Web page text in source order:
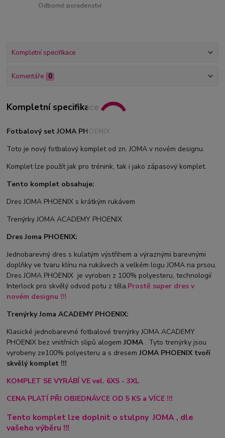
Odborné poradenství
Kompletní specifikace
Komentáře 0
Kompletní specifikace
Fotbalový set JOMA PHOENIX
Toto je nový fotbalový komplet od zn. JOMA v novém designu.
Komplet lze použít jak pro trénink, tak i jako zápasový komplet.
Tento komplet obsahuje:
Dres JOMA PHOENIX s krátkým rukávem
Trenýrky JOMA ACADEMY PHOENIX
Dres Joma PHOENIX:
Jednobarevný dres s kulatým výstřihem a výraznými barevnými
doplňky ve tvaru klínu na rukávech a velkém logu JOMA na prsou.
Dres JOMA PHOENIX je vyroben z 100% polyesteru, technologií
Interlock pro skvělý odvod potu z těla.Prostě super dres v
novém designu !!!
Trenýrky Joma ACADEMY PHOENIX:
Klasické jednobarevné fotbalové trenýrky JOMA ACADEMY
PHOENIX bez vnitřních slipů alogem JOMA . Tyto trenýrky jsou
vyrobeny ze100% polyesteru a s dresemJOMA PHOENIX tvoří
skvělý komplet !!!
KOMPLET SE VYRÁBÍ VE vel. 6XS - 3XL
CENA PLATÍ PŘI OBJEDNÁVCE OD 5 KS a VÍCE !!!
Tento komplet lze doplnit o stulpny JOMA , dle
vašeho výběru !!!